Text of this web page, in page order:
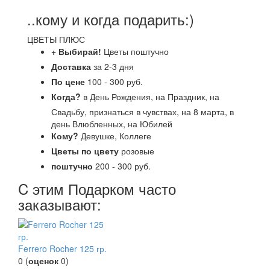
..кому и когда подарить:)
ЦВЕТЫ ПЛЮС
+ Выбирай! Цветы поштучно
Доставка за 2-3 дня
По цене 100 - 300 руб.
Когда? в День Рождения, на Праздник, на
Свадьбу, признаться в чувствах, на 8 марта, в
день Влюбленных, на Юбилей
Кому? Девушке, Коллеге
Цветы по цвету розовые
поштучно 200 - 300 руб.
C этим Подарком часто
заказывают:
Ferrero Rocher 125 гр.
0 (оценок 0)